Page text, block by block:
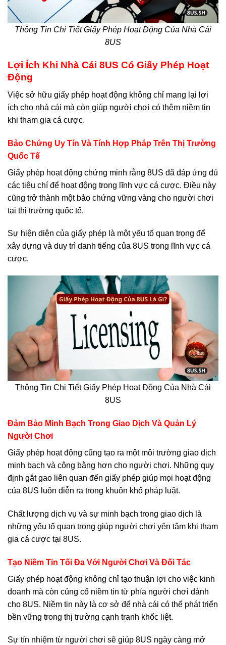
Thông Tin Chi Tiết Giấy Phép Hoạt Động Của Nhà Cái
8US
Lợi Ích Khi Nhà Cái 8US Có Giấy Phép Hoạt
Động
Việc sở hữu giấy phép hoạt động không chỉ mang lại lợi
ích cho nhà cái mà còn giúp người chơi có thêm niềm tin
khi tham gia cá cược.
Bảo Chứng Uy Tín Và Tính Hợp Pháp Trên Thị Trường
Quốc Tế
Giấy phép hoạt động chứng minh rằng 8US đã đáp ứng đủ
các tiêu chí để hoạt động trong lĩnh vực cá cược. Điều này
cũng trở thành một bảo chứng vững vàng cho người chơi
tại thị trường quốc tế.
Sự hiện diện của giấy phép là một yếu tố quan trọng để
xây dựng và duy trì danh tiếng của 8US trong lĩnh vực cá
cược.
Thông Tin Chi Tiết Giấy Phép Hoạt Động Của Nhà Cái
8US
Đảm Bảo Minh Bạch Trong Giao Dịch Và Quản Lý
Người Chơi
Giấy phép hoạt động cũng tạo ra một môi trường giao dịch
minh bạch và công bằng hơn cho người chơi. Những quy
định gắt gao liên quan đến giấy phép giúp mọi hoạt động
của 8US luôn diễn ra trong khuôn khổ pháp luật.
Chất lượng dịch vụ và sự minh bạch trong giao dịch là
những yếu tố quan trọng giúp người chơi yên tâm khi tham
gia cá cược tại 8US.
Tạo Niềm Tin Tối Đa Với Người Chơi Và Đối Tác
Giấy phép hoạt động không chỉ tạo thuận lợi cho việc kinh
doanh mà còn củng cố niềm tin từ phía người chơi dành
cho 8US. Niềm tin này là cơ sở để nhà cái có thể phát triển
bền vững trong thị trường cạnh tranh khốc liệt.
Sự tín nhiệm từ người chơi sẽ giúp 8US ngày càng mở